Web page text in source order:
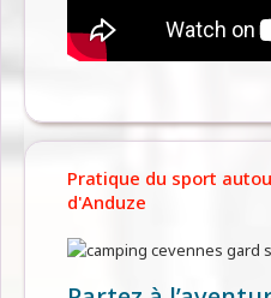
Pratique du sport
d'Anduze